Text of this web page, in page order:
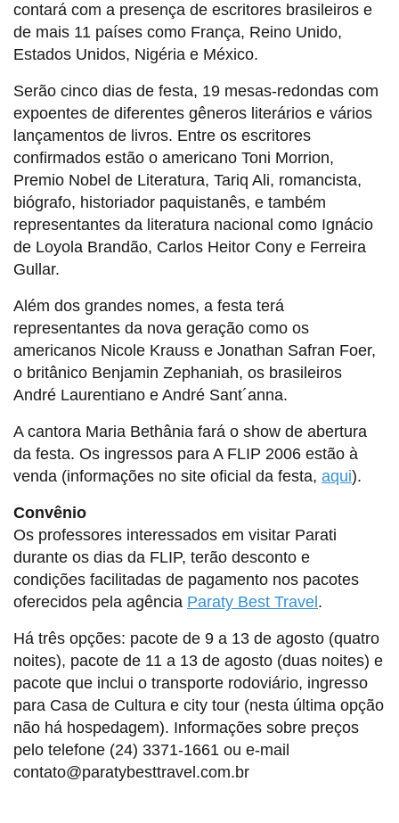
contará com a presença de escritores brasileiros e
de mais 11 países como França, Reino Unido,
Estados Unidos, Nigéria e México.
Serão cinco dias de festa, 19 mesas-redondas com
expoentes de diferentes gêneros literários e vários
lançamentos de livros. Entre os escritores
confirmados estão o americano Toni Morrion,
Premio Nobel de Literatura, Tariq Ali, romancista,
biógrafo, historiador paquistanês, e também
representantes da literatura nacional como Ignácio
de Loyola Brandão, Carlos Heitor Cony e Ferreira
Gullar.
Além dos grandes nomes, a festa terá
representantes da nova geração como os
americanos Nicole Krauss e Jonathan Safran Foer,
o britânico Benjamin Zephaniah, os brasileiros
André Laurentiano e André Sant´anna.
A cantora Maria Bethânia fará o show de abertura
da festa. Os ingressos para A FLIP 2006 estão à
venda (informações no site oficial da festa, aqui).
Convênio
Os professores interessados em visitar Parati
durante os dias da FLIP, terão desconto e
condições facilitadas de pagamento nos pacotes
oferecidos pela agência Paraty Best Travel .
Há três opções: pacote de 9 a 13 de agosto (quatro
noites), pacote de 11 a 13 de agosto (duas noites) e
pacote que inclui o transporte rodoviário, ingresso
para Casa de Cultura e city tour (nesta última opção
não há hospedagem). Informações sobre preços
pelo telefone (24) 3371-1661 ou e-mail
contato@paratybesttravel.com.br